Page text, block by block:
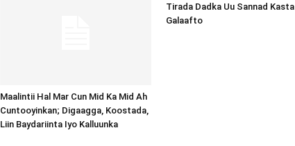
Maalintii Hal Mar Cun Mid Ka Mid Ah
Cuntooyinkan; Digaagga, Koostada,
Liin Baydariinta Iyo Kalluunka
Tirada Dadka Uu Sannad Kasta
Galaafto